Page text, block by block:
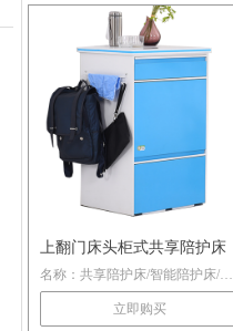
上翻门床头柜式共享陪护床
名称：共享陪护床/智能陪护床/共
享床头柜/入柜陪护床 型号：G-
003 尺寸：900*560*540（mm）
立即购买